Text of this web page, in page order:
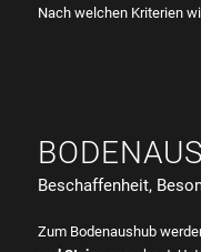
Nach welchen Kriterien
Beschaffenheit,
Zum Bodenaushub